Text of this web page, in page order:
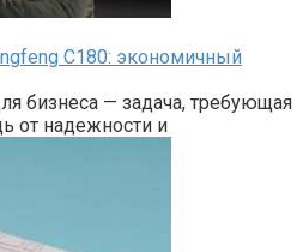
C180: экономичный
бизнеса — задача, требующая
от надежности и